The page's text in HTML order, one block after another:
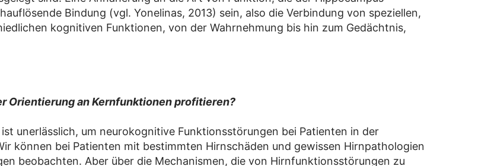
Bindung (vgl. Yonelinas, 2013) sein, also die Verbindung von speziellen,
kognitiven Funktionen, von der Wahrnehmung bis hin zum Gedächtnis,
Orientierung an Kernfunktionen profitieren?
unerlässlich, um neurokognitive Funktionsstörungen bei Patienten in der
können bei Patienten mit bestimmten Hirnschäden und gewissen Hirnpathologien
beobachten. Aber über die Mechanismen, die von Hirnfunktionsstörungen zu